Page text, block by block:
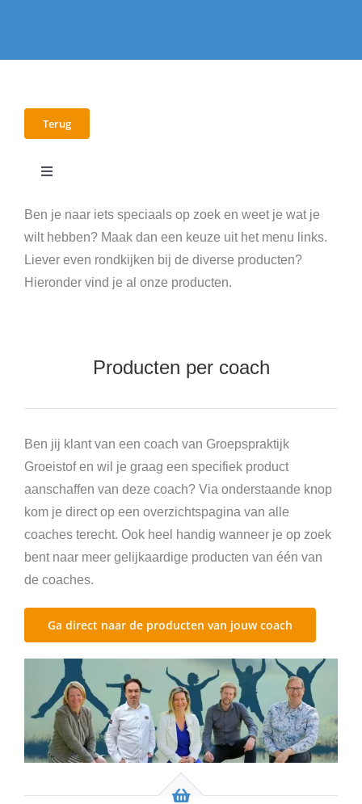
Terug
Toggle
E-books
Workshops
Agenda’s en boeken
Ben je naar iets speciaals op zoek en weet je wat je
wilt hebben? Maak dan een keuze uit het menu links.
Liever even rondkijken bij de diverse producten?
Hieronder vind je al onze producten.
Producten per coach
Ben jij klant van een coach van Groepspraktijk
Groeistof en wil je graag een specifiek product
aanschaffen van deze coach? Via onderstaande knop
kom je direct op een overzichtspagina van alle
coaches terecht. Ook heel handig wanneer je op zoek
bent naar meer gelijkaardige producten van één van
de coaches.
Ga direct naar de producten van jouw coach